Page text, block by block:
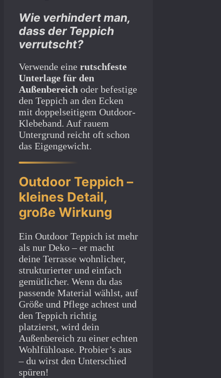
Wie verhindert man,
dass der Teppich
verrutscht?
Verwende eine rutschfeste
Unterlage für den
Außenbereich oder befestige
den Teppich an den Ecken
mit doppelseitigem Outdoor-
Klebeband. Auf rauem
Untergrund reicht oft schon
das Eigengewicht.
Outdoor Teppich –
kleines Detail,
große Wirkung
Ein Outdoor Teppich ist mehr
als nur Deko – er macht
deine Terrasse wohnlicher,
strukturierter und einfach
gemütlicher. Wenn du das
passende Material wählst, auf
Größe und Pflege achtest und
den Teppich richtig
platzierst, wird dein
Außenbereich zu einer echten
Wohlfühloase. Probier’s aus
– du wirst den Unterschied
spüren!